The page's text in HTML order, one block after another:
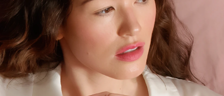
Meine Geräte
Meine Bestellungen
Meine Adressen
Meine Abonnements
FAQ™ Pure Beauty-Tech Elixir
issa™ Teeth Whitening Set
English Deutsch
Español
Français
Português
Polski
Svenska
Русский
Türkçe
简体中文 繁體中文